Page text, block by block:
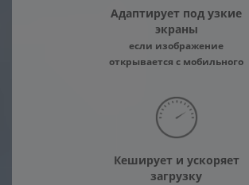
Адаптирует под узкие
экраны
если изображение
открывается с мобильного
Кеширует и ускоряет
загрузку